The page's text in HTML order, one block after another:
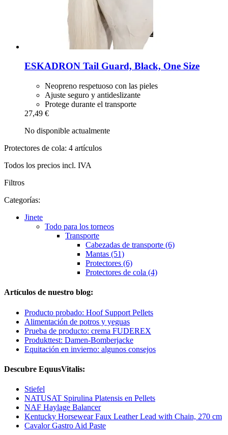
ESKADRON Tail Guard, Black, One Size
Neopreno respetuoso con las pieles
Ajuste seguro y antideslizante
Protege durante el transporte
27,49 €
No disponible actualmente
Protectores de cola: 4 artículos
Todos los precios incl. IVA
Filtros
Categorías:
Jinete
Todo para los torneos
Transporte
Cabezadas de transporte (6)
Mantas (51)
Protectores (6)
Protectores de cola (4)
Artículos de nuestro blog:
Producto probado: Hoof Support Pellets
Alimentación de potros y yeguas
Prueba de producto: crema FUDEREX
Produkttest: Damen-Bomberjacke
Equitación en invierno: algunos consejos
Descubre EquusVitalis:
Stiefel
NATUSAT Spirulina Platensis en Pellets
NAF Haylage Balancer
Kentucky Horsewear Faux Leather Lead with Chain, 270 cm
Cavalor Gastro Aid Paste